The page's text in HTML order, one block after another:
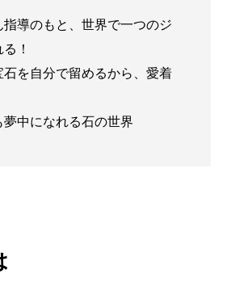
指導のもと、世界で一つのジ
！
石を自分で留めるから、愛着
中になれる石の世界